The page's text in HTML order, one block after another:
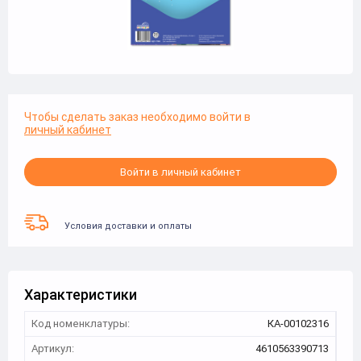
Чтобы сделать заказ необходимо войти в
личный кабинет
Войти в личный кабинет
Условия доставки и оплаты
Характеристики
Код номенклатуры:
КА-00102316
Артикул:
4610563390713